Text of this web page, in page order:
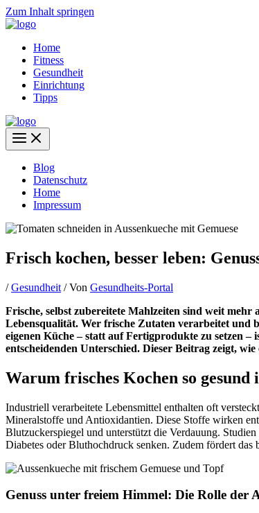
Zum Inhalt springen
Home
Fitness
Gesundheit
Einrichtung
Tipps
Blog
Datenschutz
Home
Impressum
Frisch kochen, besser leben:
/Gesundheit / Von Gesundheits-Portal
Frische, selbst zubereitete Mahlzeiten sind weit
Lebensqualität. Wer frische Zutaten verarbeitet und
eigenen Küche – statt auf Fertigprodukte zu setzen
entscheidenden Unterschied. Dieser Beitrag zeigt,
Warum frisches Kochen so gesund
Industriell verarbeitete Lebensmittel enthalten oft
Mineralstoffe und Antioxidantien. Diese Stoffe wirken
Blutzuckerspiegel und unterstützt die Verdauung.
Diabetes oder Bluthochdruck senken. Zudem fördert
Genuss unter freiem Himmel: Die Rolle der